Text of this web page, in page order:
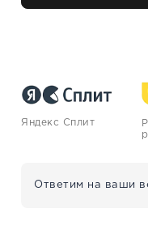
Яндекс Сплит
Ответим на ваши